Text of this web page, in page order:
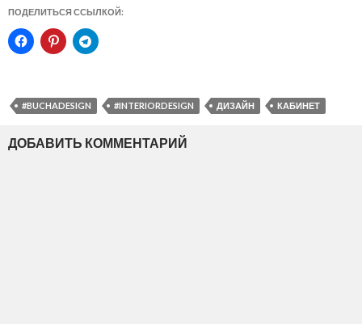
ПОДЕЛИТЬСЯ ССЫЛКОЙ:
#BUCHADESIGN #INTERIORDESIGN ДИЗАЙН КАБИНЕТ
ДОБАВИТЬ КОММЕНТАРИЙ